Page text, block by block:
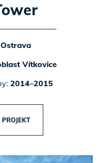
Ostrava
Vítkovice
2014–2015